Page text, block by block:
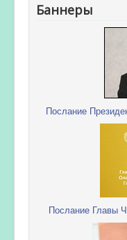
Баннеры
Послание
Послание Главы